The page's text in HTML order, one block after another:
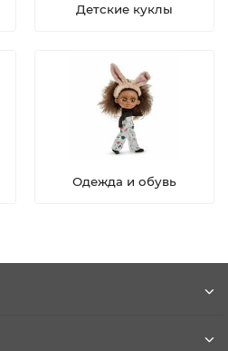
Детские куклы
Одежда и обувь